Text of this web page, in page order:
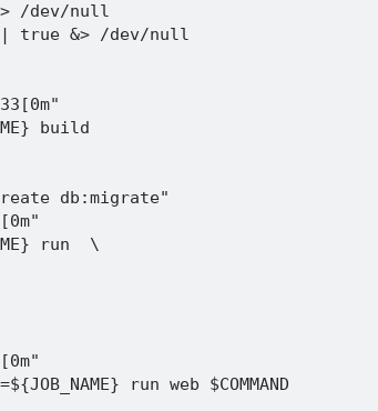
/dev/null
true &> /dev/null
build
db:migrate"
run  \
run web $COMMAND